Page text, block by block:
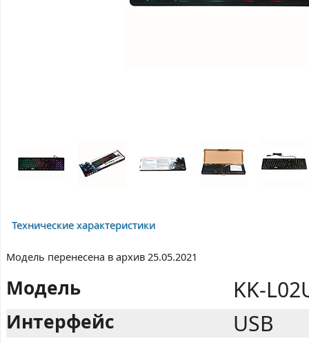
Технические характеристики
Модель перенесена в архив 25.05.2021
Модель KK-
Интерфейс USB